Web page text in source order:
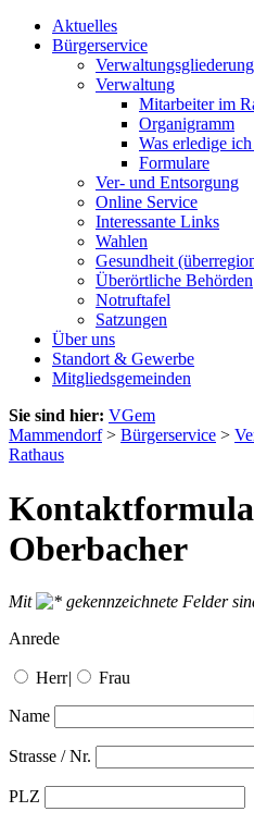
Aktuelles
Bürgerservice
Verwaltungsgliederung
Verwaltung
Mitarbeiter im
Organigramm
Was erledige
Formulare
Ver- und Entsorgung
Online Service
Interessante Links
Wahlen
Gesundheit
Überörtliche Behörden
Notruftafel
Satzungen
Über uns
Standort & Gewerbe
Mitgliedsgemeinden
Sie sind hier: VGem
Mammendorf> Bürgerservice >
Rathaus
Oberbacher
Mit
gekennzeichnete Felder
Anrede
Herr| Frau
Name
Strasse / Nr.
PLZ